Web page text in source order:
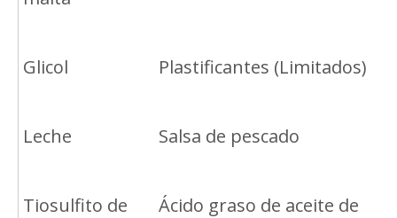
Glicol Plastificantes (Limitados)
Leche Salsa de pescado
Tiosulfito de
Ácido graso de aceite de